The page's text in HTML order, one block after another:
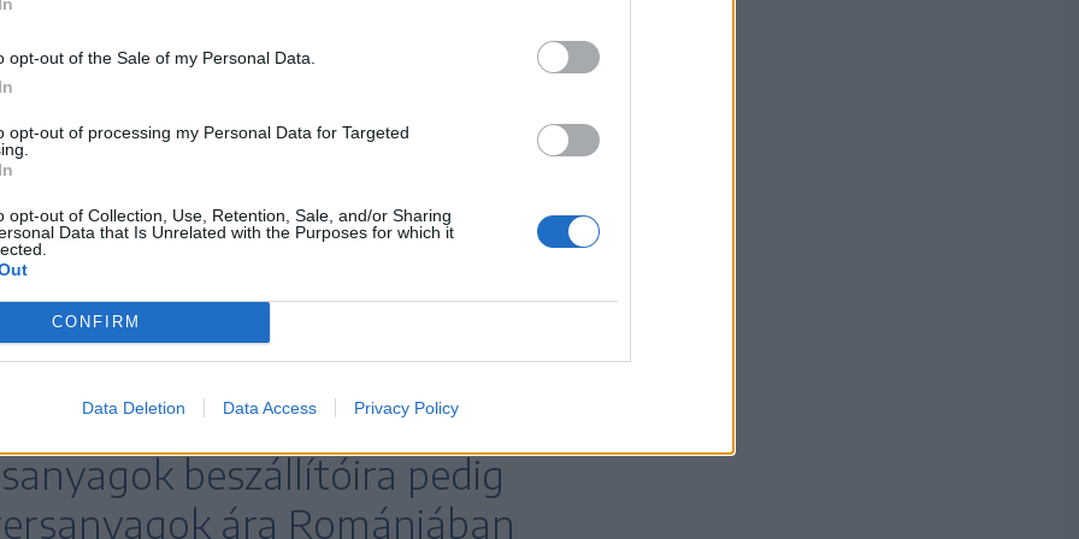
opt-out of the Sale of my Personal Data.
opt-out of processing my Personal Data for Targeted
opt-out of Collection, Use, Retention, Sale, and/or Sharing
Data that Is Unrelated with the Purposes for which it
CONFIRM
Data Deletion Data Access Privacy Policy
(AMRCR) képviselői korábban arra
váltsa fel egy olyan mechanizmus,
az indokolatlan áremelések esetében. A
Szövetség nemrég közölte, hogy
árréskorlátozásának meghosszabbítását,
hanem a fogyasztókra is katasztrofális
elnöke
hogy az intézkedés
és a kereskedőkre
beszállítóira pedig
ára Romániában